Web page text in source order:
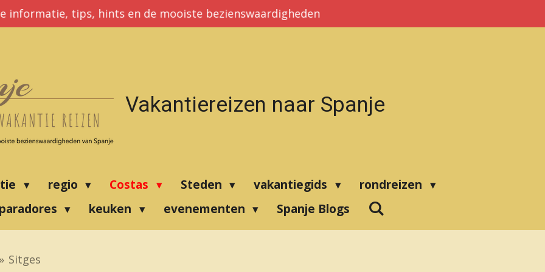
informatie, tips, hints en de mooiste bezienswaardigheden
Vakantiereizen naar Spanje
regio Costas Steden vakantiegids
rondreizen
paradores keuken evenementen Spanje Blogs
» Sitges